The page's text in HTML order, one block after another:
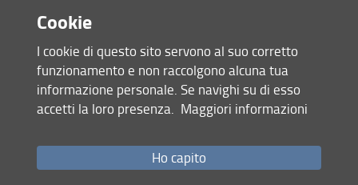
Ezio Magini
Professore di I° fascia: dal 1/11/1963 al 31/10/1988
Anno di conferimento titolo: 1996
Dipartimento e disciplina: Agraria - Miglioramento
Genetico degli alberi Forestali
Fiorenzo Mancini
Professore di I° fascia: dal 1/02/1961 al 31/10/1997
Cookie
I cookie di questo sito servono al suo corretto
funzionamento e non raccolgono alcuna tua
informazione personale. Se navighi su di esso
accetti la loro presenza. Maggiori informazioni
Ho capito